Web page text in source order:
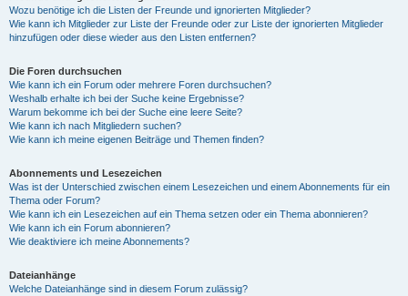
Wozu benötige ich die Listen der Freunde und ignorierten Mitglieder?
Wie kann ich Mitglieder zur Liste der Freunde oder zur Liste der ignorierten Mitglieder
hinzufügen oder diese wieder aus den Listen entfernen?
Die Foren durchsuchen
Wie kann ich ein Forum oder mehrere Foren durchsuchen?
Weshalb erhalte ich bei der Suche keine Ergebnisse?
Warum bekomme ich bei der Suche eine leere Seite?
Wie kann ich nach Mitgliedern suchen?
Wie kann ich meine eigenen Beiträge und Themen finden?
Abonnements und Lesezeichen
Was ist der Unterschied zwischen einem Lesezeichen und einem Abonnements für ein
Thema oder Forum?
Wie kann ich ein Lesezeichen auf ein Thema setzen oder ein Thema abonnieren?
Wie kann ich ein Forum abonnieren?
Wie deaktiviere ich meine Abonnements?
Dateianhänge
Welche Dateianhänge sind in diesem Forum zulässig?